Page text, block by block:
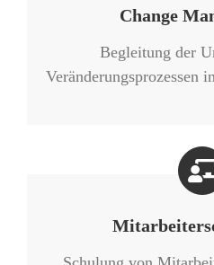
Change
Begleitung der
Veränderungsprozessen